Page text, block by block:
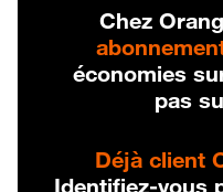
Chez
économies
pas
Déjà client